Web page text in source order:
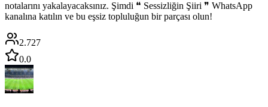
notalarını yakalayacaksınız. Şimdi ❝ Sessizliğin Şiiri ❞ WhatsApp
kanalına katılın ve bu eşsiz topluluğun bir parçası olun!
2.727
0.0